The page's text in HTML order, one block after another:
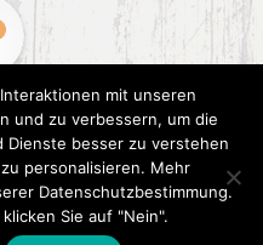
Datenschutz
mit unseren
und zu verbessern, um die
Dienste besser zu verstehen
personalisieren. Mehr
Datenschutzbestimmung.
Sie auf "Nein".